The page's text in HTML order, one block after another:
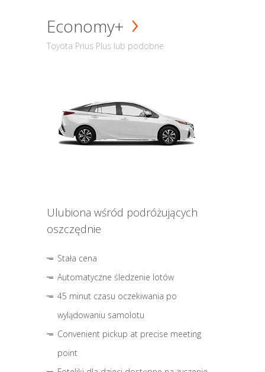
Economy+
Toyota Prius Plus lub podobne
Ulubiona wśród podróżujących
oszczędnie
Stała cena
Automatyczne śledzenie lotów
45 minut czasu oczekiwania po
wylądowaniu samolotu
Convenient pickup at precise meeting
point